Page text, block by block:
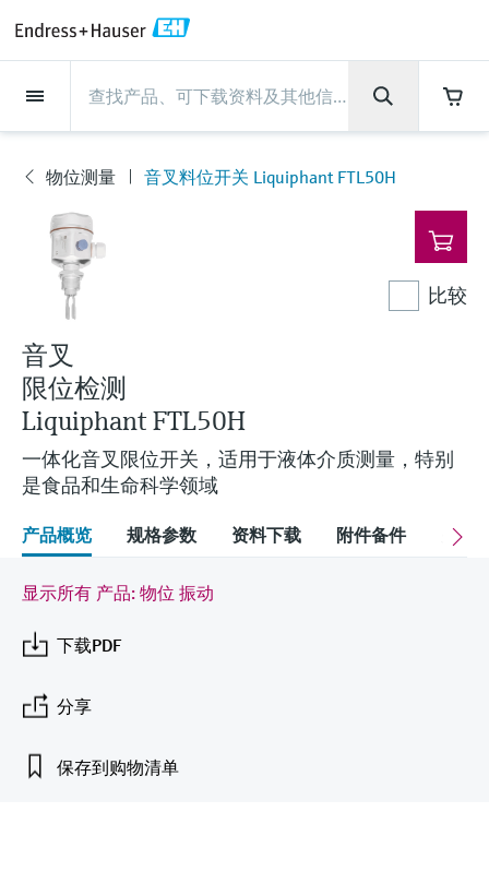
现场仪表
流量
物位测量
液体分析
温度测量
压力测量
系统产品
光学分析
Netilion IIoT
软件
流量
电磁流量计
科里奥利质量流量计
超声波流量计
涡街流量计
热式质量流量计
Differential pressure flow
measurement
选购全部
物位测量
雷达物位测量
Vibronic point level detection
导波雷达物位测量
超声波物位测量
电容物位测量
静压液位测量
Conductive level measurement
Float switch level measurement
放射线物位测量
阻旋料位开关
伺服液位测量
液体分析
pH电极和变送器
电导率传感器和变送器
浊度传感器和变送器
氯传感器和变送器
溶解氧传感器和变送器
实验室检测仪表和便携式pH计
全自动水质采样仪
TOC、COD和SAC分析仪
ORP电极和变送器
污泥界面传感器和变送器
营养盐分析仪和传感器
温度测量
温度变送器
工业温度计
保护套管
高温型温度计
卫生型温度计
紧凑型温度计
温度开关
表面温度计
线缆式温度计
多点温度计
选购全部
压力测量
绝压和表压测量
差压测量
选购全部
系统产品
数据管理仪&数据记录仪
过程测控仪
电源和安全栅
WirelessHART解决方案
网关和调制解调器
设备配置用平板电脑
能量管理仪和应用管理仪
浪涌保护器
选购全部
光学分析
TDLAS和QF分析仪
拉曼光谱分析仪
排放监测解决方案
颗粒测量设备
数字分析仪解决方案
过程气体分析仪
空气质量测量装置
烟雾探测器
视距测量仪
超高探测器
选购全部
Netilion IIoT
Netilion Value
Netilion Health
Netilion Analytics
Netilion Library
Netilion Inventory
Netilion Connect
Netilion Device Viewer
Netilion Water
服务产品
Project and commissioning services
技术支持服务
仪表维护
仪表性能优化服务
View all
Project and commissioning
services
仪表调试服务
Industrial Project Management
技术支持服务
远程技术支持
远程资产监控
Process Instrumentation Courses
仪表维护
验证服务
现场仪表校准服务
预防性维护服务
Repair of measuring instruments
仪表性能优化服务
校准报告分析
优化校准间隔时间
动态现场仪表评价和分析服务
行业应用
食品与饮料
水务和环境：保护 —— 节约 —— 提高
石油与天然气：促进能源转型，实
生命科学：创新技术助推卓越运营
化工：深化合作，助推可持续成功
电力与能源
采矿、矿物加工及冶金：打造可持
续的未来
公用工程：可靠使用蒸汽
支持
快速获取服务支持！
技术支持中心 —— Endress+Hauser提供全方
位服务，与您相伴前行
下载区
搜索和下载技术手册, 宣传资料, 出版物, 软
学习
学习中心
学习中心 - 探索Endress+Hauser学习平台上
的指导课程与资源，随时随地提升技能。
活动和培训
在线研讨会等各种活动中灵活选择。
公司
Endress+Hauser集团
生产中心
集团实力
客户案例
新闻与案例
活动和培训
您的Endress+Hauser职业生涯
Endress+Hauser集团
公司概况
Endress+Hauser在中国
恩德斯豪斯科技中国
财务业绩
集团管理层
发展历程
文化与价值观
可持续发展
关联公司
生产中心
物位和压力测量
Endress+Hauser流量
Endress+Hauser 液体分析
温度+系统产品
Endress+Hauser 数字解决方案
Endress+Hauser 光学分析
Endress+Hauser SICK
Endress+Hauser Technology China
集团实力
过程安全性
网络安全性
过程自动化项目流程
My Endress+Hauser
建立电子采购流程，从容应对未来
需求
新闻与案例
新闻与案例总览
所有文章
新闻稿
事实速览
媒体活动
活动和培训
培训
研讨会
展览会
在线研讨会和回放
峰会
线下活动
查找市场活动及培训
您的Endress+Hauser职业生
涯
Explore open positions
在Endress+Hauser工作
更多工作机会
德国耶拿分析仪器公司的工作机会
IST创新传感器技术公司的工作机
会
Job opportunities at
Endress+Hauser SICK
物位测量 音叉料位开关 Liquiphant FTL50H
音叉
限位检测
Liquiphant FTL50H
一体化音叉限位开关，适用于液体介质测量，特别
是食品和生命科学领域
比较
产品概览 规格参数 资料下载 附件备件 关联
显示所有 产品: 物位 振动
下载PDF
分享
保存到购物清单